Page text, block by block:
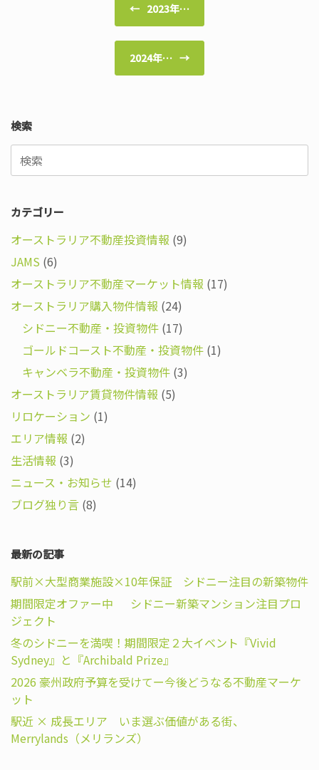
← 2023年…
2024年… →
検索
索
象:
カテゴリー
オーストラリア不動産投資情報 (9)
JAMS (6)
オーストラリア不動産マーケット情報 (17)
オーストラリア購入物件情報 (24)
シドニー不動産・投資物件 (17)
ゴールドコースト不動産・投資物件 (1)
キャンベラ不動産・投資物件 (3)
オーストラリア賃貸物件情報 (5)
リロケーション (1)
エリア情報 (2)
生活情報 (3)
ニュース・お知らせ (14)
ブログ独り言 (8)
最新の記事
駅前×大型商業施設×10年保証 シドニー注目の新築物件
期間限定オファー中 シドニー新築マンション注目プロ
ジェクト
冬のシドニーを満喫！期間限定２大イベント『Vivid
Sydney』と『Archibald Prize』
2026 豪州政府予算を受けてー今後どうなる不動産マーケ
ット
駅近 × 成長エリア いま選ぶ価値がある街、
Merrylands（メリランズ）